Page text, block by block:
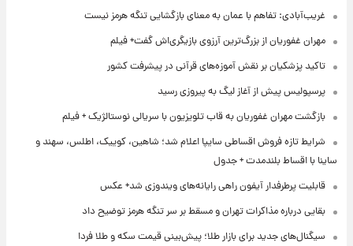
غریب‌آبادی: تفاهم با عمان به معنای بازگشایی تنگه هرمز نیست
مهران غفوریان از بزرگ‌ترین آرزوی بازیگری‌اش گفت+ فیلم
تاکید پزشکیان بر نقش آموزه‌های قرآنی در پیشرفت کشور
پرسپولیس پیش از آغاز لیگ به پیروزی رسید
بازگشت مهران غفوریان به قاب تلویزیون با سریالی نوستالژیک + فیلم
شرایط تازه فروش اقساطی سایپا اعلام شد؛ شاهین، کوییک، اطلس، سهند و
ساینا با اقساط بلندمدت + جدول
قابلیت پرطرفدار آیفون راهی رایانه‌های ویندوزی شد+ عکس
بقایی درباره مذاکرات تهران و مسقط بر سر تنگه هرمز توضیح داد
سیگنال‌های جدید برای بازار طلا؛ پیش‌بینی قیمت سکه و طلا فردا